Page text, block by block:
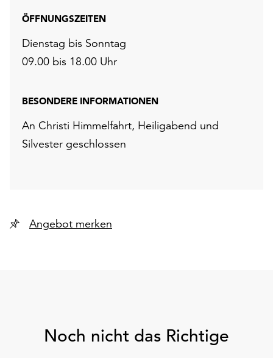
ÖFFNUNGSZEITEN
Dienstag bis Sonntag
09.00 bis 18.00 Uhr
BESONDERE INFORMATIONEN
An Christi Himmelfahrt, Heiligabend und
Silvester geschlossen
Angebot merken
Noch nicht das Richtige